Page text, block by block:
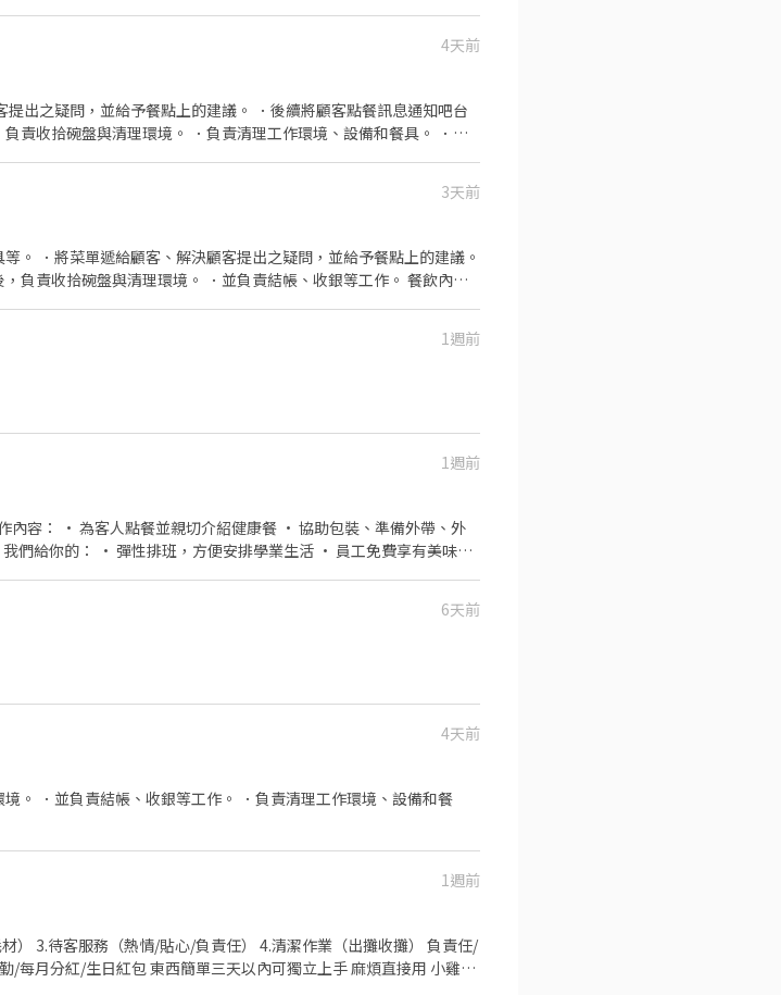
4天前
出之疑問，並給予餐點上的建議。 ．後續將顧客點餐訊息通知吧台
責收拾碗盤與清理環境。 ．負責清理工作環境、設備和餐具。 ．準
3天前
。 ．將菜單遞給顧客、解決顧客提出之疑問，並給予餐點上的建議。
負責收拾碗盤與清理環境。 ．並負責結帳、收銀等工作。 餐飲內
1週前
1週前
6天前
4天前
。 ．並負責結帳、收銀等工作。 ．負責清理工作環境、設備和餐
1週前
待客服務（熱情/貼心/負責任） 4.清潔作業（出攤收攤） 負責任/